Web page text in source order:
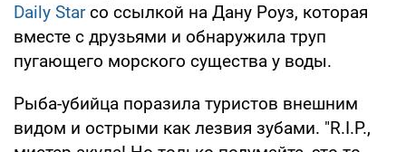
Daily Starсо ссылкой на Дану Роуз, которая
вместе с друзьями и обнаружила труп
пугающего морского существа у воды.
Рыба-убийца поразила туристов внешним
видом и острыми как лезвия зубами. "R.I.P.,